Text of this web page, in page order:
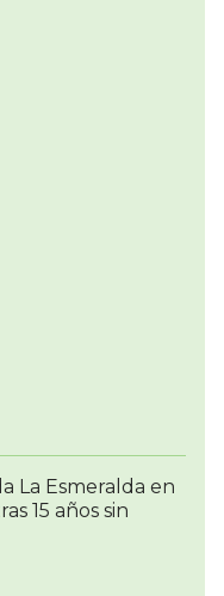
La Esmeralda en
15 años sin